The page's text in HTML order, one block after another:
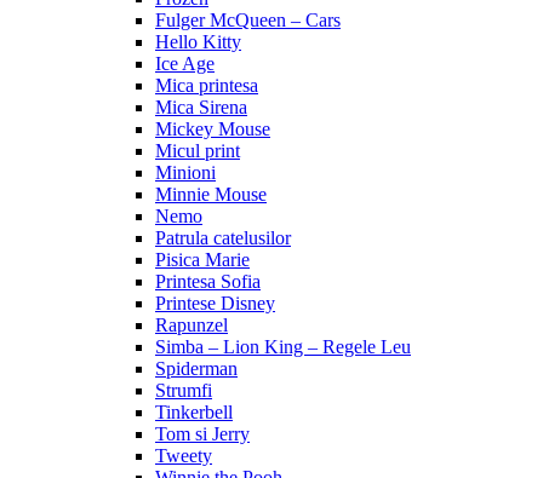
Fulger McQueen – Cars
Hello Kitty
Ice Age
Mica printesa
Mica Sirena
Mickey Mouse
Micul print
Minioni
Minnie Mouse
Nemo
Patrula catelusilor
Pisica Marie
Printesa Sofia
Printese Disney
Rapunzel
Simba – Lion King – Regele Leu
Spiderman
Strumfi
Tinkerbell
Tom si Jerry
Tweety